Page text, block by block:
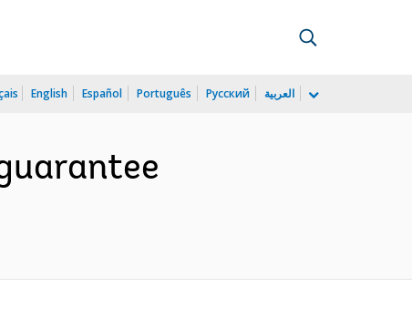
English Español Português Русский العربية